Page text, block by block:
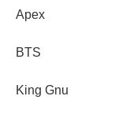
Apex
BTS
King Gnu